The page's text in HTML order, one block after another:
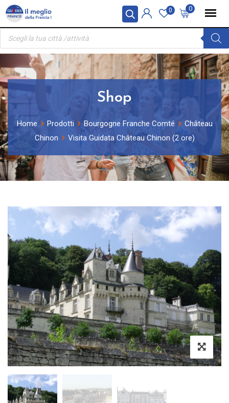
Pannello di gestione dei cookies
Skip
content
0
0
Ricerca
prodotti
Shop
Home Prodotti Bourgogne Franche Comté
Château
Chinon
Visita Guidata Château Chinon (2 ore)